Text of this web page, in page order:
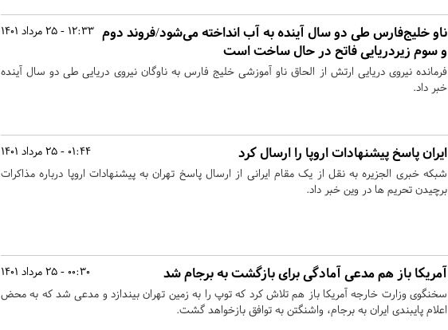
12:33 - 25 مرداد 1401 ناو خلیج‌فارس طی دو سال آینده به آب انداخته می‌شود/فروند دوم
و سوم زیردریایی فاتح در حال ساخت است
فرمانده نیروی دریایی ارتش از الحاق ناو آموزشی خلیج فارس به ناوگان نیروی دریایی طی دو سال آینده
خبر داد.
01:44 - 25 مرداد 1401 ایران پاسخ پیشنهادات اروپا را ارسال کرد
شبکه خبری الجزیره به نقل از یک مقام ایرانی از ارسال پاسخ تهران به پیشنهادات اروپا درباره مذاکرات
برچیدن تحریم ها در وین خبر داد.
00:30 - 25 مرداد 1401 آمریکا باز هم مدعی آمادگی برای بازگشت به برجام شد
سخنگوی وزارت خارجه آمریکا باز هم تلاش کرد که توپ را به زمین تهران بیندازد و مدعی شد که به محض
اعلام پایبندی ایران به برجام، واشنگتن به توافق بازخواهد گشت.